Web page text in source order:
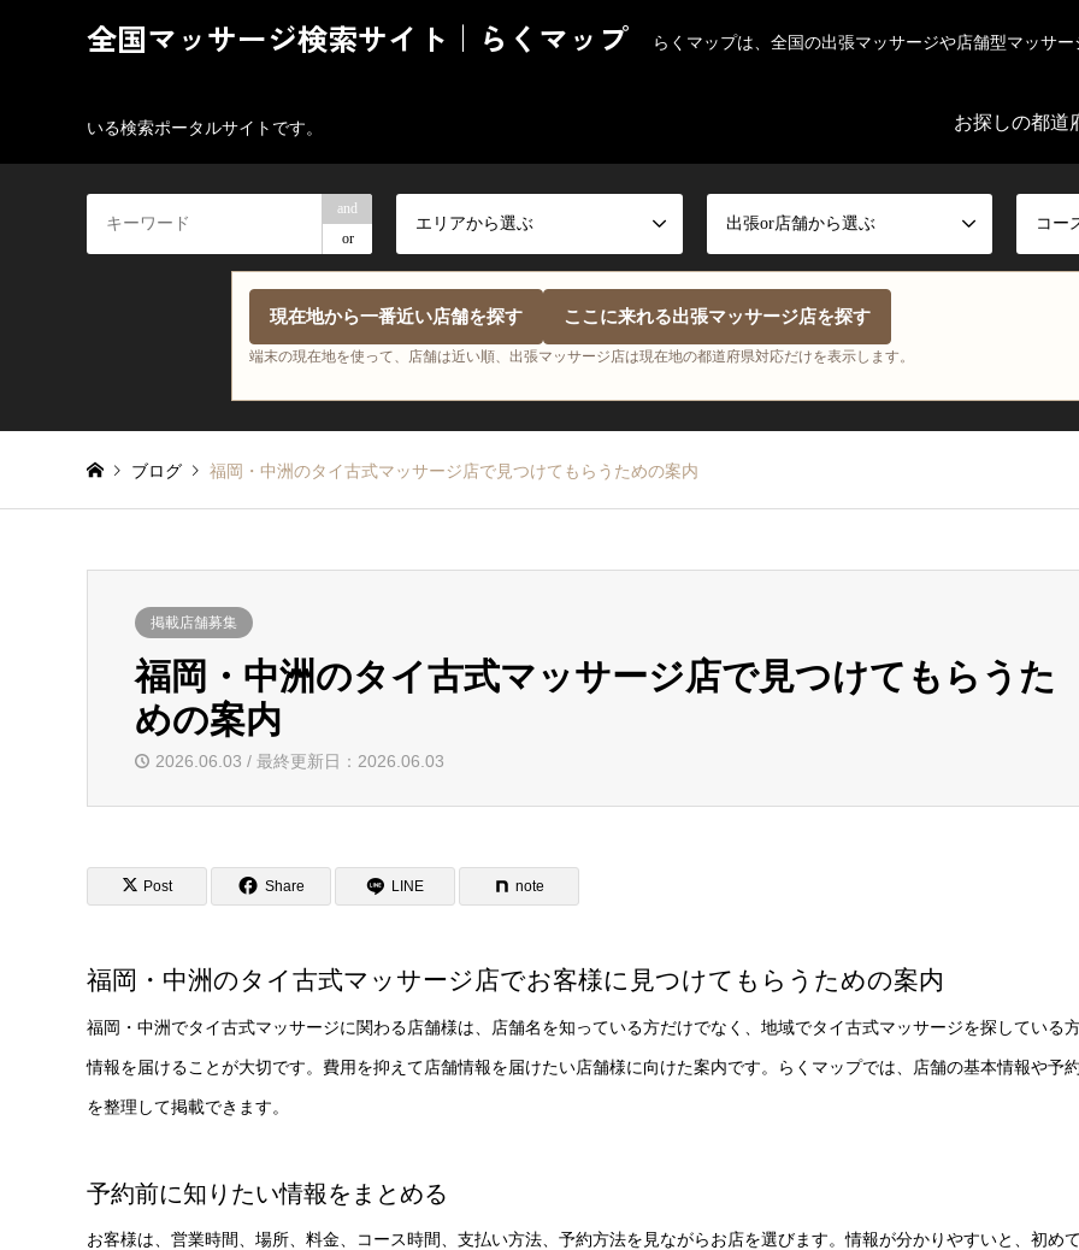
全国マッサージ検索サイト｜らくマップ らくマップは、全国の出張マッサージや店舗型マッサ
いる検索ポータルサイトです。 お探しの都道
and
or
エリアから選ぶ 出張or店舗から選ぶ コー
現在地から一番近い店舗を探す ここに来れる出張マッサージ店を探す
端末の現在地を使って、店舗は近い順、出張マッサージ店は現在地の都道府県対応だけを表示します。
ブログ 福岡・中洲のタイ古式マッサージ店で見つけてもらうための案内
掲載店舗募集
福岡・中洲のタイ古式マッサージ店で見つけてもらうた
めの案内
2026.06.03 / 最終更新日：2026.06.03
Post Share LINE note
福岡・中洲のタイ古式マッサージ店でお客様に見つけてもらうための案内
福岡・中洲でタイ古式マッサージに関わる店舗様は、店舗名を知っている方だけでなく、地域でタイ古式マッサージを探している
情報を届けることが大切です。費用を抑えて店舗情報を届けたい店舗様に向けた案内です。らくマップでは、店舗の基本情報や予
を整理して掲載できます。
予約前に知りたい情報をまとめる
お客様は、営業時間、場所、料金、コース時間、支払い方法、予約方法を見ながらお店を選びます。情報が分かりやすいと、初め